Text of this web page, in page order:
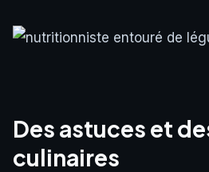
Des astuces et
culinaires